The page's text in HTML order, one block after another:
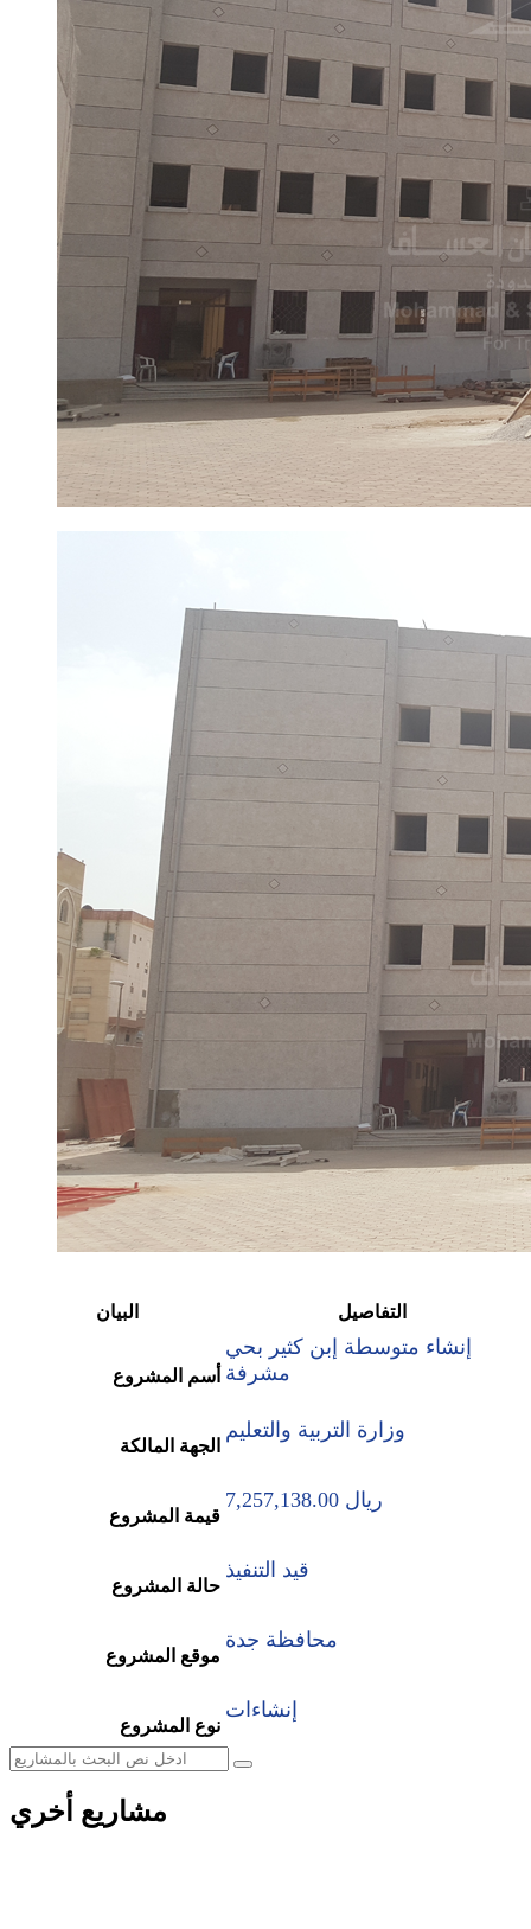
البيان التفاصيل
أسم المشروع
إنشاء متوسطة إبن كثير بحي
مشرفة
الجهة المالكة
وزارة التربية والتعليم
قيمة المشروع
7,257,138.00 ريال
حالة المشروع
قيد التنفيذ
موقع المشروع
محافظة جدة
نوع المشروع
إنشاءات
مشاريع أخري